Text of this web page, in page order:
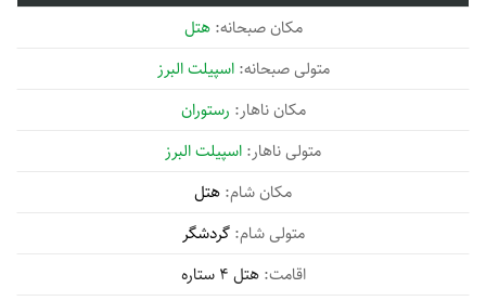
هتل
اسپیلت البرز
رستوران
اسپیلت البرز
هتل
گردشگر
هتل 4 ستاره